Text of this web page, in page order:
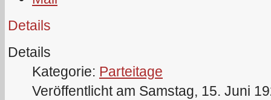
Details
Details
Kategorie: Parteitage
Veröffentlicht am Samstag, 15. Juni